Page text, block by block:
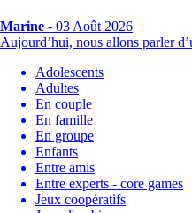
Marine - 03 Août 2026
Aujourd’hui, nous allons parler
Adolescents
Adultes
En couple
En famille
En groupe
Enfants
Entre amis
Entre experts - core games
Jeux coopératifs